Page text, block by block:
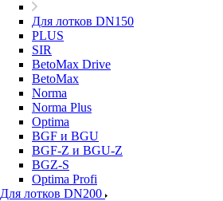
Для лотков DN150
PLUS
SIR
BetoMax Drive
BetoMax
Norma
Norma Plus
Optima
BGF и BGU
BGF-Z и BGU-Z
BGZ-S
Optima Profi
Для лотков DN200